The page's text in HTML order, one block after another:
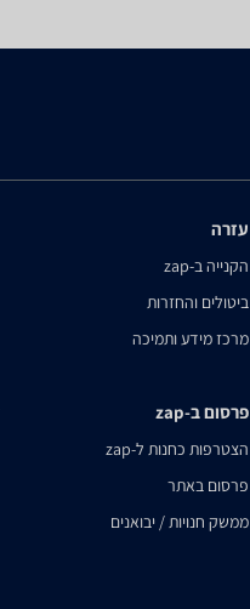
עזרה
הקנייה ב-zap
ביטולים והחזרות
מרכז מידע ותמיכה
פרסום ב-zap
הצטרפות כחנות ל-zap
פרסום באתר
ממשק חנויות / יבואנים